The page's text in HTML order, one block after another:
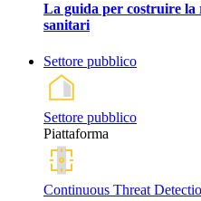
La guida per costruire la
sanitari
Settore pubblico
Settore pubblico
Piattaforma
Continuous Threat